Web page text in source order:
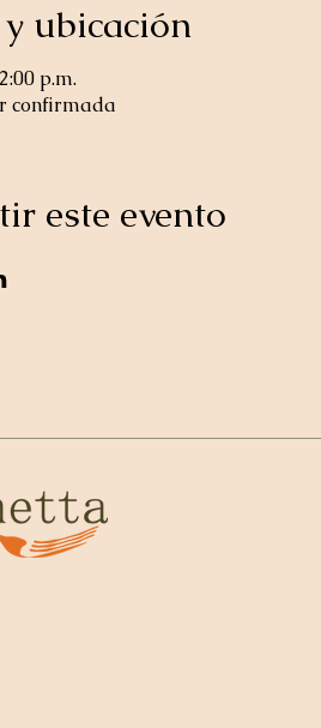
ubicación
p.m.
confirmada
este evento